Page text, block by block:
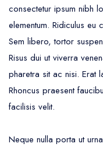
consectetur ipsum nibh
elementum. Ridiculus
Sem libero, tortor
Risus dui ut viverra
pharetra sit ac nisi. Erat
Rhoncus praesent
facilisis velit.
Neque nulla porta ut